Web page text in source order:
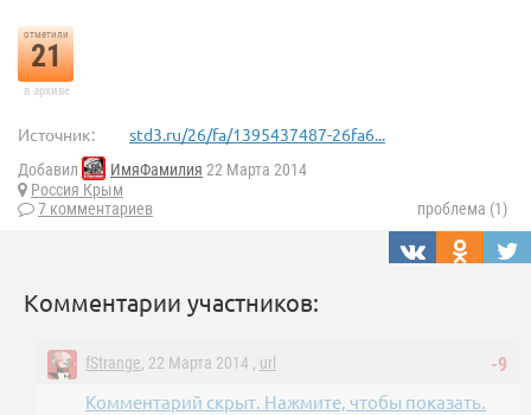
отметили
21
в архиве
Источник: std3.ru/26/fa/1395437487-26fa6...
Добавил ИмяФамилия 22 Марта 2014
Россия Крым
7 комментариев
проблема (1)
Комментарии участников:
-9
fStrange, 22 Марта 2014 , url
Комментарий скрыт. Нажмите, чтобы показать.